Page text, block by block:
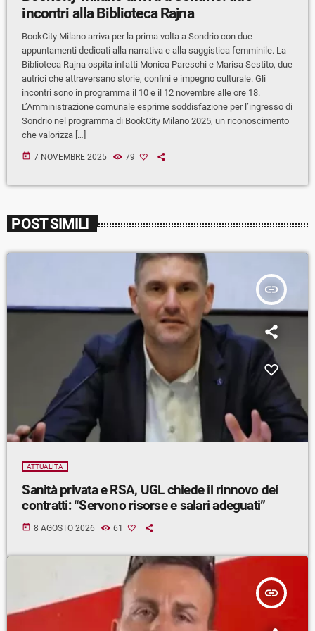
incontri alla Biblioteca Rajna
BookCity Milano arriva per la prima volta a Sondrio con due
appuntamenti dedicati alla narrativa e alla saggistica femminile. La
Biblioteca Rajna ospita infatti Monica Pareschi e Marisa Sestito, due
autrici che attraversano storie, confini e impegno culturale. Gli
incontri sono in programma il 10 e il 12 novembre alle ore 18.
L’Amministrazione comunale esprime soddisfazione per l’ingresso di
Sondrio nel programma di BookCity Milano 2025, un riconoscimento
che valorizza […]
today 7 NOVEMBRE 2025 79
POST SIMILI
insert_link
ATTUALITÀ
Sanità privata e RSA, UGL chiede il rinnovo dei
contratti: “Servono risorse e salari adeguati”
today 8 AGOSTO 2026 61
insert_link